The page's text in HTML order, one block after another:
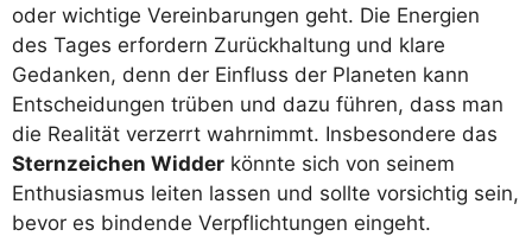
oder wichtige Vereinbarungen geht. Die Energien
des Tages erfordern Zurückhaltung und klare
Gedanken, denn der Einfluss der Planeten kann
Entscheidungen trüben und dazu führen, dass man
die Realität verzerrt wahrnimmt. Insbesondere das
Sternzeichen Widder könnte sich von seinem
Enthusiasmus leiten lassen und sollte vorsichtig sein,
bevor es bindende Verpflichtungen eingeht.